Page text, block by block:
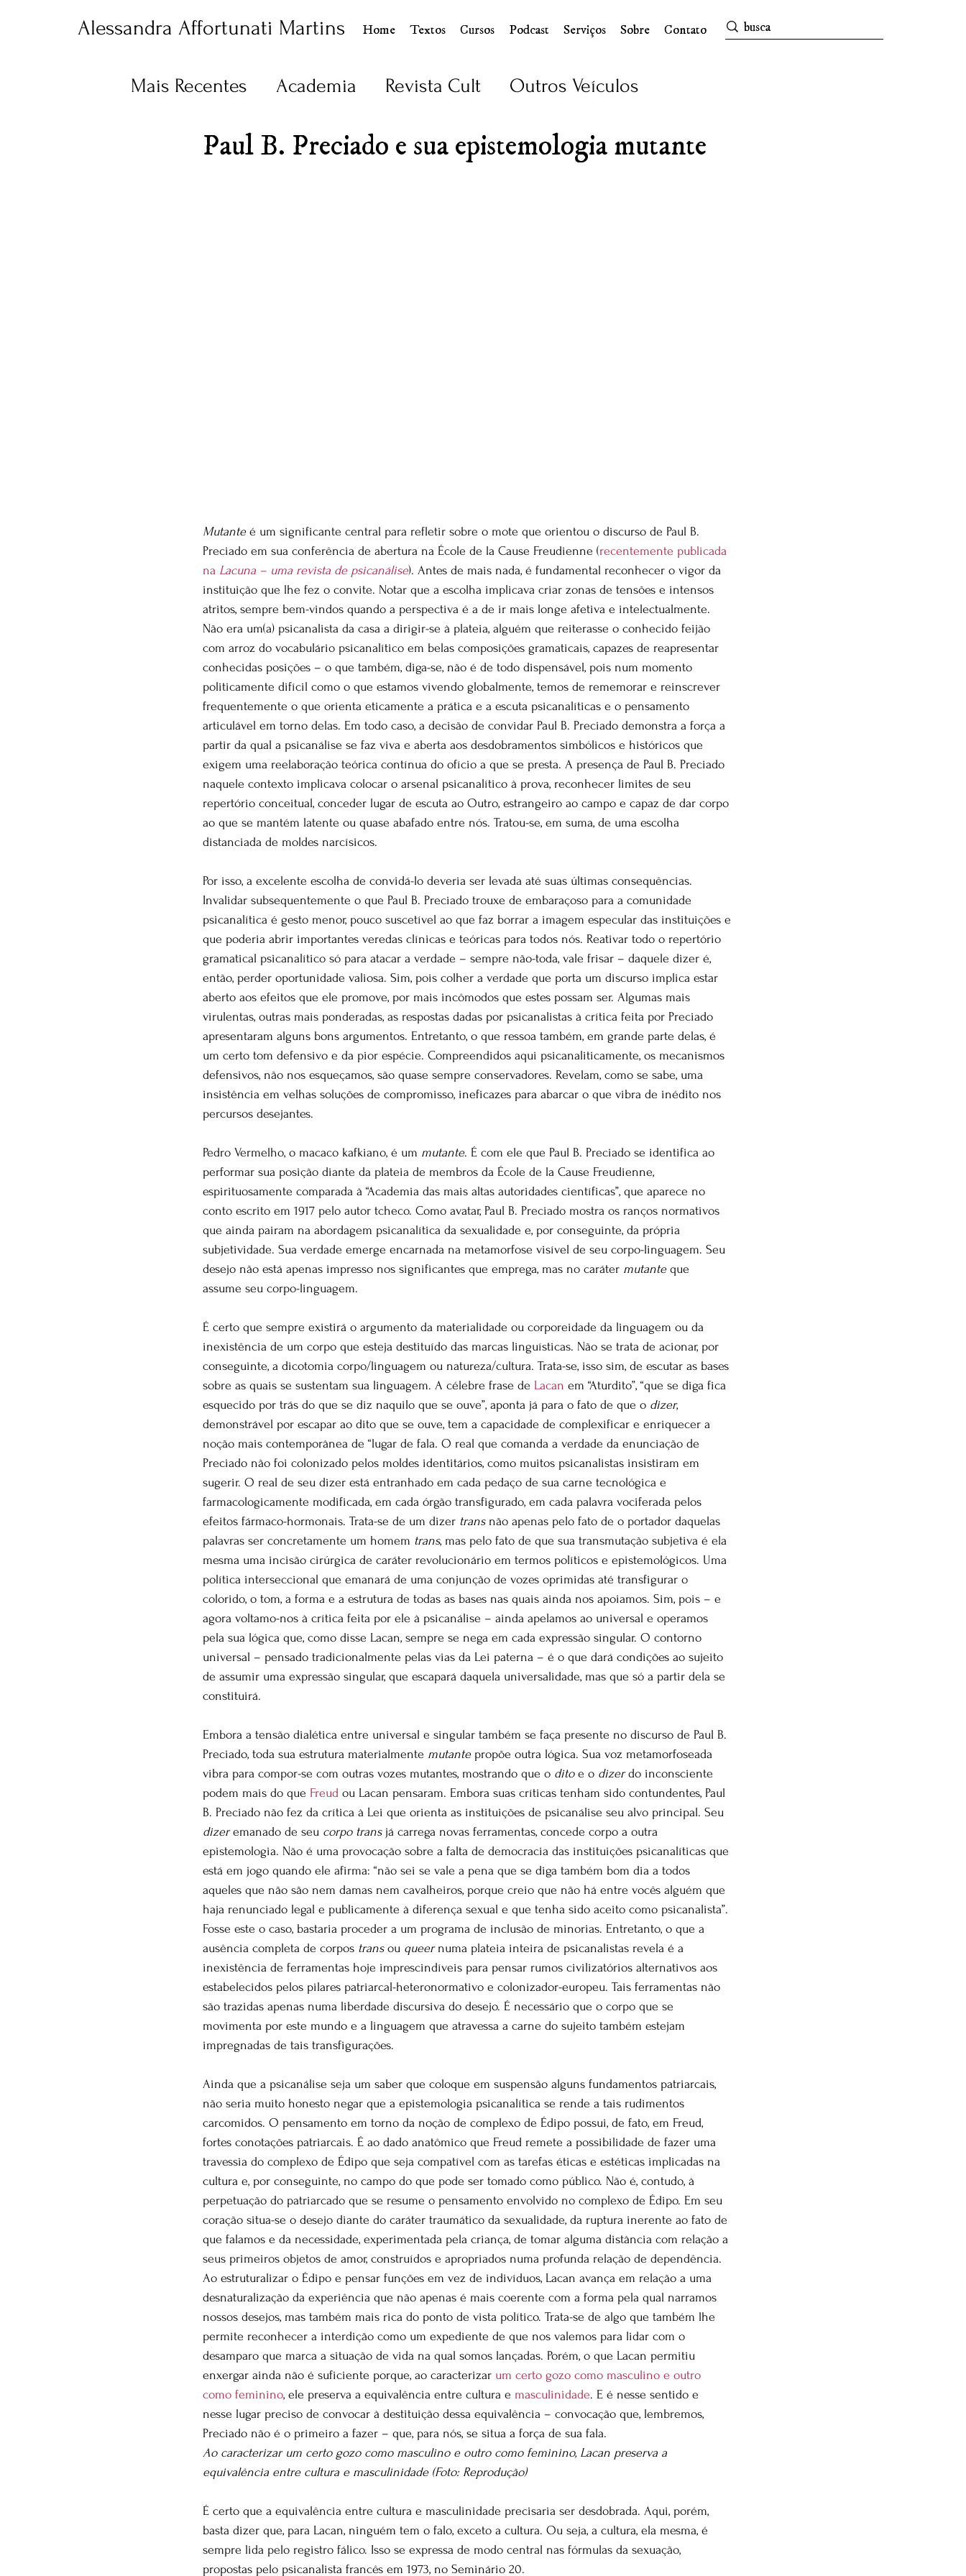
Alessandra Affortunati Martins Home Textos Cursos Podcast Serviços Sobre Contato
Mais Recentes Academia Revista Cult Outros Veículos
Paul B. Preciado e sua epistemologia mutante
Mutante é um significante central para refletir sobre o mote que orientou o discurso de Paul B.
Preciado em sua conferência de abertura na École de la Cause Freudienne (recentemente publicada
na Lacuna – uma revista de psicanálise). Antes de mais nada, é fundamental reconhecer o vigor da
instituição que lhe fez o convite. Notar que a escolha implicava criar zonas de tensões e intensos
atritos, sempre bem-vindos quando a perspectiva é a de ir mais longe afetiva e intelectualmente.
Não era um(a) psicanalista da casa a dirigir-se à plateia, alguém que reiterasse o conhecido feijão
com arroz do vocabulário psicanalítico em belas composições gramaticais, capazes de reapresentar
conhecidas posições – o que também, diga-se, não é de todo dispensável, pois num momento
politicamente difícil como o que estamos vivendo globalmente, temos de rememorar e reinscrever
frequentemente o que orienta eticamente a prática e a escuta psicanalíticas e o pensamento
articulável em torno delas. Em todo caso, a decisão de convidar Paul B. Preciado demonstra a força a
partir da qual a psicanálise se faz viva e aberta aos desdobramentos simbólicos e históricos que
exigem uma reelaboração teórica contínua do ofício a que se presta. A presença de Paul B. Preciado
naquele contexto implicava colocar o arsenal psicanalítico à prova, reconhecer limites de seu
repertório conceitual, conceder lugar de escuta ao Outro, estrangeiro ao campo e capaz de dar corpo
ao que se mantém latente ou quase abafado entre nós. Tratou-se, em suma, de uma escolha
distanciada de moldes narcísicos.
Por isso, a excelente escolha de convidá-lo deveria ser levada até suas últimas consequências.
Invalidar subsequentemente o que Paul B. Preciado trouxe de embaraçoso para a comunidade
psicanalítica é gesto menor, pouco suscetível ao que faz borrar a imagem especular das instituições e
que poderia abrir importantes veredas clínicas e teóricas para todos nós. Reativar todo o repertório
gramatical psicanalítico só para atacar a verdade – sempre não-toda, vale frisar – daquele dizer é,
então, perder oportunidade valiosa. Sim, pois colher a verdade que porta um discurso implica estar
aberto aos efeitos que ele promove, por mais incômodos que estes possam ser. Algumas mais
virulentas, outras mais ponderadas, as respostas dadas por psicanalistas à crítica feita por Preciado
apresentaram alguns bons argumentos. Entretanto, o que ressoa também, em grande parte delas, é
um certo tom defensivo e da pior espécie. Compreendidos aqui psicanaliticamente, os mecanismos
defensivos, não nos esqueçamos, são quase sempre conservadores. Revelam, como se sabe, uma
insistência em velhas soluções de compromisso, ineficazes para abarcar o que vibra de inédito nos
percursos desejantes.
Pedro Vermelho, o macaco kafkiano, é um mutante. É com ele que Paul B. Preciado se identifica ao
performar sua posição diante da plateia de membros da École de la Cause Freudienne,
espirituosamente comparada à “Academia das mais altas autoridades científicas”, que aparece no
conto escrito em 1917 pelo autor tcheco. Como avatar, Paul B. Preciado mostra os ranços normativos
que ainda pairam na abordagem psicanalítica da sexualidade e, por conseguinte, da própria
subjetividade. Sua verdade emerge encarnada na metamorfose visível de seu corpo-linguagem. Seu
desejo não está apenas impresso nos significantes que emprega, mas no caráter mutante que
assume seu corpo-linguagem.
É certo que sempre existirá o argumento da materialidade ou corporeidade da linguagem ou da
inexistência de um corpo que esteja destituído das marcas linguísticas. Não se trata de acionar, por
conseguinte, a dicotomia corpo/linguagem ou natureza/cultura. Trata-se, isso sim, de escutar as bases
sobre as quais se sustentam sua linguagem. A célebre frase de Lacan em “Aturdito”, “que se diga fica
esquecido por trás do que se diz naquilo que se ouve”, aponta já para o fato de que o dizer,
demonstrável por escapar ao dito que se ouve, tem a capacidade de complexificar e enriquecer a
noção mais contemporânea de “lugar de fala. O real que comanda a verdade da enunciação de
Preciado não foi colonizado pelos moldes identitários, como muitos psicanalistas insistiram em
sugerir. O real de seu dizer está entranhado em cada pedaço de sua carne tecnológica e
farmacologicamente modificada, em cada órgão transfigurado, em cada palavra vociferada pelos
efeitos fármaco-hormonais. Trata-se de um dizer trans não apenas pelo fato de o portador daquelas
palavras ser concretamente um homem trans, mas pelo fato de que sua transmutação subjetiva é ela
mesma uma incisão cirúrgica de caráter revolucionário em termos políticos e epistemológicos. Uma
política interseccional que emanará de uma conjunção de vozes oprimidas até transfigurar o
colorido, o tom, a forma e a estrutura de todas as bases nas quais ainda nos apoiamos. Sim, pois – e
agora voltamo-nos à crítica feita por ele à psicanálise – ainda apelamos ao universal e operamos
pela sua lógica que, como disse Lacan, sempre se nega em cada expressão singular. O contorno
universal – pensado tradicionalmente pelas vias da Lei paterna – é o que dará condições ao sujeito
de assumir uma expressão singular, que escapará daquela universalidade, mas que só a partir dela se
constituirá.
Embora a tensão dialética entre universal e singular também se faça presente no discurso de Paul B.
Preciado, toda sua estrutura materialmente mutante propõe outra lógica. Sua voz metamorfoseada
vibra para compor-se com outras vozes mutantes, mostrando que o dito e o dizer do inconsciente
podem mais do que Freud ou Lacan pensaram. Embora suas críticas tenham sido contundentes, Paul
B. Preciado não fez da crítica à Lei que orienta as instituições de psicanálise seu alvo principal. Seu
dizer emanado de seu corpo trans já carrega novas ferramentas, concede corpo a outra
epistemologia. Não é uma provocação sobre a falta de democracia das instituições psicanalíticas que
está em jogo quando ele afirma: “não sei se vale a pena que se diga também bom dia a todos
aqueles que não são nem damas nem cavalheiros, porque creio que não há entre vocês alguém que
haja renunciado legal e publicamente à diferença sexual e que tenha sido aceito como psicanalista”.
Fosse este o caso, bastaria proceder a um programa de inclusão de minorias. Entretanto, o que a
ausência completa de corpos trans ou queer numa plateia inteira de psicanalistas revela é a
inexistência de ferramentas hoje imprescindíveis para pensar rumos civilizatórios alternativos aos
estabelecidos pelos pilares patriarcal-heteronormativo e colonizador-europeu. Tais ferramentas não
são trazidas apenas numa liberdade discursiva do desejo. É necessário que o corpo que se
movimenta por este mundo e a linguagem que atravessa a carne do sujeito também estejam
impregnadas de tais transfigurações.
Ainda que a psicanálise seja um saber que coloque em suspensão alguns fundamentos patriarcais,
não seria muito honesto negar que a epistemologia psicanalítica se rende a tais rudimentos
carcomidos. O pensamento em torno da noção de complexo de Édipo possui, de fato, em Freud,
fortes conotações patriarcais. É ao dado anatômico que Freud remete a possibilidade de fazer uma
travessia do complexo de Édipo que seja compatível com as tarefas éticas e estéticas implicadas na
cultura e, por conseguinte, no campo do que pode ser tomado como público. Não é, contudo, à
perpetuação do patriarcado que se resume o pensamento envolvido no complexo de Édipo. Em seu
coração situa-se o desejo diante do caráter traumático da sexualidade, da ruptura inerente ao fato de
que falamos e da necessidade, experimentada pela criança, de tomar alguma distância com relação a
seus primeiros objetos de amor, construídos e apropriados numa profunda relação de dependência.
Ao estruturalizar o Édipo e pensar funções em vez de indivíduos, Lacan avança em relação a uma
desnaturalização da experiência que não apenas é mais coerente com a forma pela qual narramos
nossos desejos, mas também mais rica do ponto de vista político. Trata-se de algo que também lhe
permite reconhecer a interdição como um expediente de que nos valemos para lidar com o
desamparo que marca a situação de vida na qual somos lançadas. Porém, o que Lacan permitiu
enxergar ainda não é suficiente porque, ao caracterizar um certo gozo como masculino e outro
como feminino, ele preserva a equivalência entre cultura e masculinidade. E é nesse sentido e
nesse lugar preciso de convocar à destituição dessa equivalência – convocação que, lembremos,
Preciado não é o primeiro a fazer – que, para nós, se situa a força de sua fala.
Ao caracterizar um certo gozo como masculino e outro como feminino, Lacan preserva a
equivalência entre cultura e masculinidade (Foto: Reprodução)
É certo que a equivalência entre cultura e masculinidade precisaria ser desdobrada. Aqui, porém,
basta dizer que, para Lacan, ninguém tem o falo, exceto a cultura. Ou seja, a cultura, ela mesma, é
sempre lida pelo registro fálico. Isso se expressa de modo central nas fórmulas da sexuação,
propostas pelo psicanalista francês em 1973, no Seminário 20.